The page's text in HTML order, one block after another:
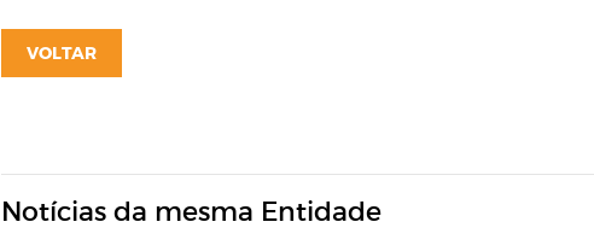
VOLTAR
Notícias da mesma Entidade